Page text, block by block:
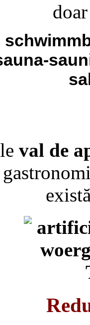
val de